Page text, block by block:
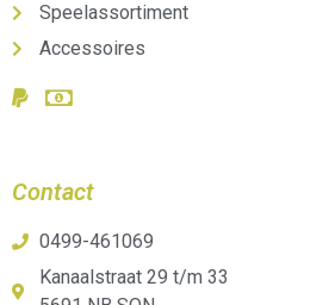
Speelassortiment
Accessoires
Contact
0499-461069
Kanaalstraat 29 t/m 33